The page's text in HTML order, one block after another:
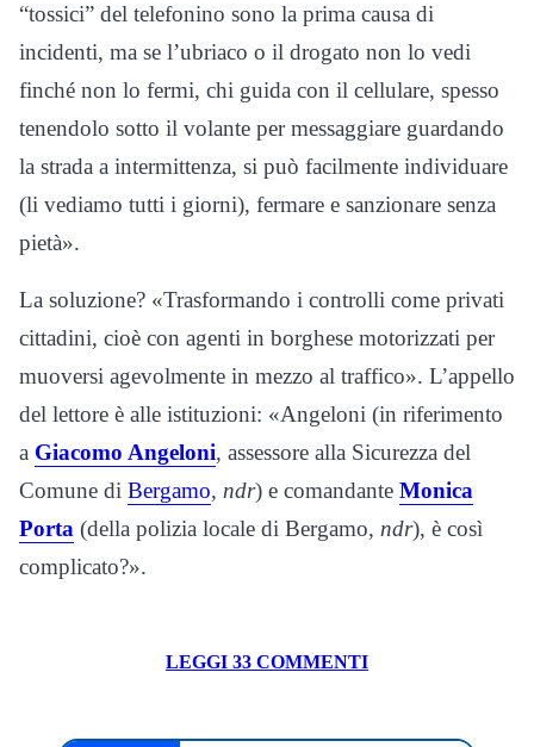
“tossici” del telefonino sono la prima causa di
incidenti, ma se l’ubriaco o il drogato non lo vedi
finché non lo fermi, chi guida con il cellulare, spesso
tenendolo sotto il volante per messaggiare guardando
la strada a intermittenza, si può facilmente individuare
(li vediamo tutti i giorni), fermare e sanzionare senza
pietà».
La soluzione? «Trasformando i controlli come privati
cittadini, cioè con agenti in borghese motorizzati per
muoversi agevolmente in mezzo al traffico». L’appello
del lettore è alle istituzioni: «Angeloni (in riferimento
a Giacomo Angeloni, assessore alla Sicurezza del
Comune di Bergamo, ndr) e comandante Monica
Porta (della polizia locale di Bergamo, ndr), è così
complicato?».
LEGGI 33 COMMENTI